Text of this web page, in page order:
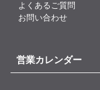
よくあるご質問
お問い合わせ
営業カレンダー